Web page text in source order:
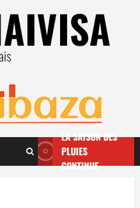
LA SAISON DES
PLUIES
CONTINUE